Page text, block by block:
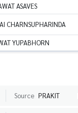
ASAVES
CHARNSUPHARINDA
YUPABHORN
Source PRAKIT